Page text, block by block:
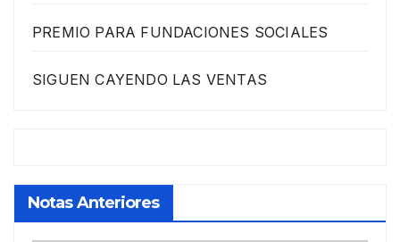
PREMIO PARA FUNDACIONES SOCIALES
SIGUEN CAYENDO LAS VENTAS
Notas Anteriores